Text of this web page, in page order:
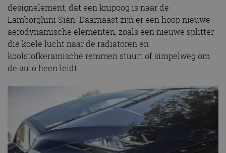
designelement, dat een knipoog is naar de
Lamborghini Sián. Daarnaast zijn er een hoop nieuwe
aerodynamische elementen, zoals een nieuwe splitter
die koele lucht naar de radiatoren en
koolstofkeramische remmen stuurt of simpelweg om
de auto heen leidt.